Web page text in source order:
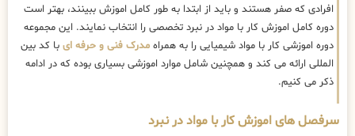
افرادی که صفر هستند و باید از ابتدا به طور کامل اموزش ببینند، بهتر است
دوره کامل اموزش کار با مواد در نبرد تخصصی را انتخاب نمایند. این مجموعه
دوره اموزشی کار با مواد شیمیایی را به همراه مدرک فنی و حرفه ای با کد بین
المللی ارائه می کند و همچنین شامل موارد اموزشی بسیاری بوده که در ادامه
ذکر می کنیم.
سرفصل های اموزش کار با مواد در نبرد